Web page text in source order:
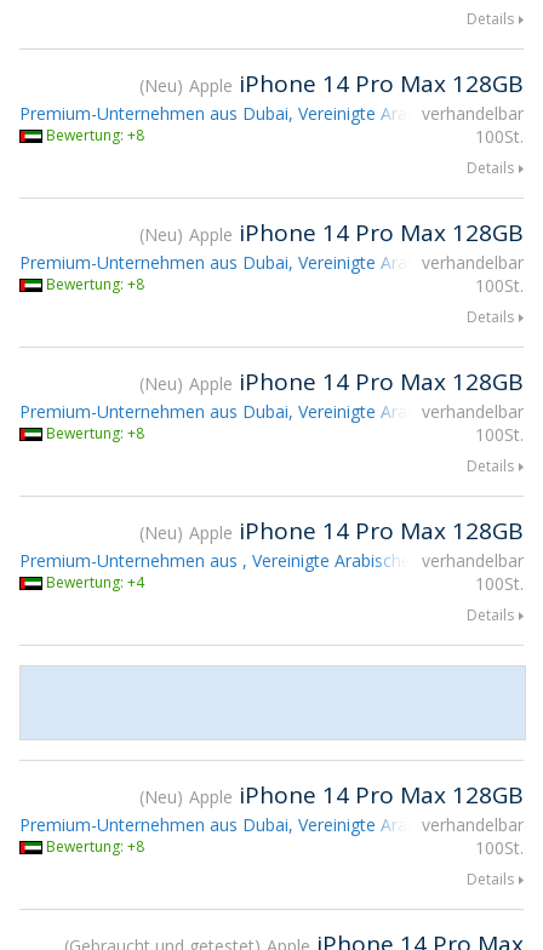
Details
Neu Apple iPhone 14 Pro Max 128GB
verhandelbar
100St.
Premium-Unternehmen aus Dubai, Vereinigte Arabische Emirate
Bewertung: +8
Details
Neu Apple iPhone 14 Pro Max 128GB
verhandelbar
100St.
Premium-Unternehmen aus Dubai, Vereinigte Arabische Emirate
Bewertung: +8
Details
Neu Apple iPhone 14 Pro Max 128GB
verhandelbar
100St.
Premium-Unternehmen aus Dubai, Vereinigte Arabische Emirate
Bewertung: +8
Details
Neu Apple iPhone 14 Pro Max 128GB
verhandelbar
100St.
Premium-Unternehmen aus , Vereinigte Arabische Emirate
Bewertung: +4
Details
Neu Apple iPhone 14 Pro Max 128GB
verhandelbar
100St.
Premium-Unternehmen aus Dubai, Vereinigte Arabische Emirate
Bewertung: +8
Details